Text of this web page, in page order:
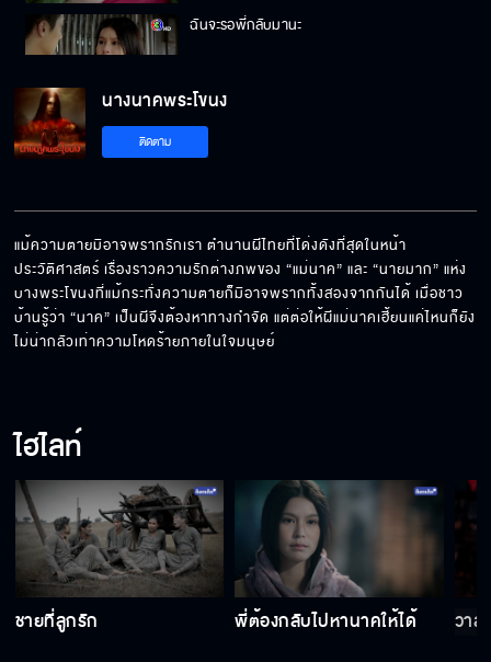
ฉันจะรอพี่กลับมานะ
คนอย่างกูทำได้ทุกอย่าง
ทำให้มันเป็นตัวซวย เป็นกาลีบ้านกาลีเมือง
มีคุณหนูอยู่ทั้งคน กระผมไม่กลัวอะไรแล้ว
กลัวจะไม่ได้แม่นาคมาเป็นแม่เรือน
นางนาคพระโขนง
ติดตาม
แม้ความตายมิอาจพรากรักเรา ตํานานผีไทยที่โด่งดังที่สุดในหน้า
ประวัติศาสตร์ เรื่องราวความรักต่างภพของ “แม่นาค” และ “นายมาก” แห่ง
บางพระโขนงที่แม้กระทั่งความตายก็มิอาจพรากทั้งสองจากกันได้ เมื่อชาว
บ้านรู้ว่า “นาค” เป็นผีจึงต้องหาทางกําจัด แต่ต่อให้ผีแม่นาคเฮี้ยนแค่ไหนก็ยัง
ไม่น่ากลัวเท่าความโหดร้ายภายในใจมนุษย์
ไฮไลท์
ชายที่ลูกรัก พี่ต้องกลับไปหานาคให้ได้ วาส